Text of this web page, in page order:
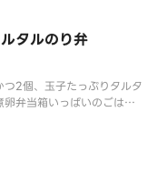
タルのり弁
2個、玉子たっぷりタルタ
弁当箱いっぱいのごはん